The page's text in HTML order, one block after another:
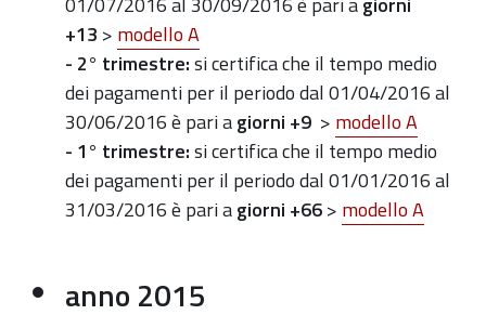
+13 > modello A
- 2° trimestre:si certifica che il tempo medio
dei pagamentiper il periodo dal 01/04/2016 al
30/06/2016è pari agiorni +9 > modello A
- 1° trimestre:si certifica che il tempo medio
dei pagamentiper il periodo dal 01/01/2016 al
31/03/2016è pari agiorni +66> modello A
anno 2015